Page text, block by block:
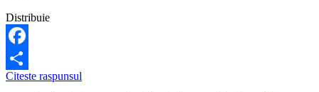
Distribuie
Facebook
Share
Citeste raspunsul